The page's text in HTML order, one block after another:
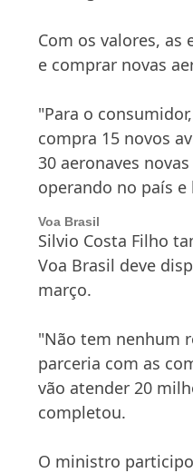
Com os valores, as
e comprar novas
"Para o
compra 15 novos
30 aeronaves
operando no país
Voa Brasil
Silvio Costa Filho
Voa Brasil deve
março.
"Não tem nenhum
parceria com as
vão atender 20
completou.
O ministro